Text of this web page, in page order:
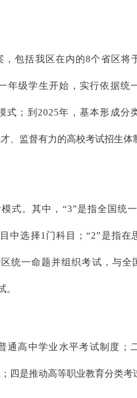
，包括我区在内的8个省区将
年级学生开始，实行依据统
式；到2025年，基本形 成分
、监督有力的高校考试招生体
模式。其中，“3”是指全国统
中选择1门科目；“2”是指在
统一命题并组织考试，与全
。
通高中学业水平考试制度；
四是推动高等职业教育分类考